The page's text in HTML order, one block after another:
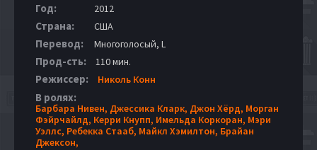
Год: 2012
Страна: США
Перевод: Многоголосый, L
Прод-сть: 110 мин.
Режиссер: Николь Конн
В ролях:
Барбара Нивен, Джессика Кларк, Джон Хёрд, Морган
Фэйрчайлд, Керри Кнупп, Имельда Коркоран, Мэри
Уэллс, Ребекка Стааб, Майкл Хэмилтон, Брайан
Джексон,